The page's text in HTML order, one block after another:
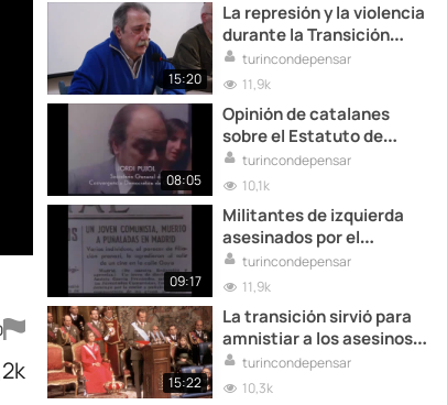
15:20
La represión y la violencia
durante la Transición
española
turincondepensar
11,9k
08:05
Opinión de catalanes
sobre el Estatuto de
Autonomía durante la
Transición española
turincondepensar
10,1k
09:17
Militantes de izquierda
asesinados por el
terrorismo de derechas
durante la Transición
turincondepensar
11,9k
15:22
La transición sirvió para
amnistiar a los asesinos
franquista e imponer el
olvido de sus crímenes a
turincondepensar
10,3k